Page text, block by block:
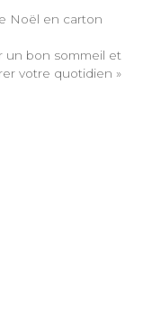
Noël en carton
un bon sommeil et
votre quotidien »